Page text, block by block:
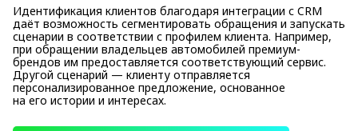
Идентификация клиентов благодаря интеграции с CRM
даёт возможность сегментировать обращения и запускать
сценарии в соответствии с профилем клиента. Например,
при обращении владельцев автомобилей премиум-
брендов им предоставляется соответствующий сервис.
Другой сценарий — клиенту отправляется
персонализированное предложение, основанное
на его истории и интересах.